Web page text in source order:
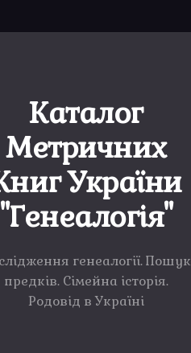
Каталог
Метричних
України
"Генеалогія"
генеалогії. Пошук
предків. Сімейна історія.
Родовід в Україні